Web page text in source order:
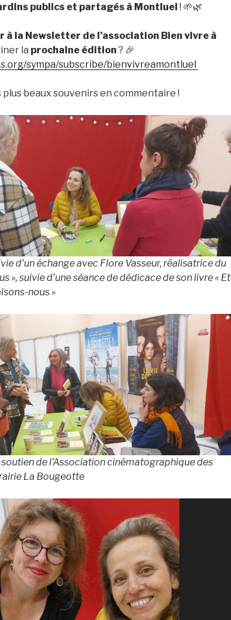
publics et partagés à Montluel ! 🌱🌿
à la Newsletter de l’association Bien vivre à
la prochaine édition ? 🎉
sympa/subscribe/bienvivreamontluel
plus beaux souvenirs en commentaire !
d’un échange avec Flore Vasseur, réalisatrice du
», suivie d’une séance de dédicace de son livre « Et
nous »
de l’Association cinématographique des
La Bougeotte